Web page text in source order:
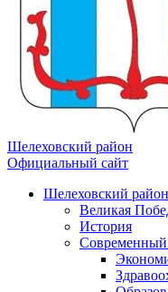
Шелеховский район
Официальный сайт
Шелеховский район
Великая
История